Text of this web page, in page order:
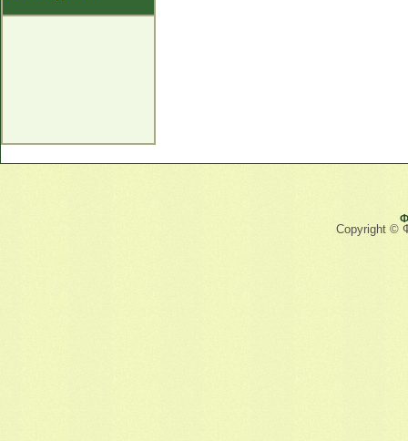
Copyright ©